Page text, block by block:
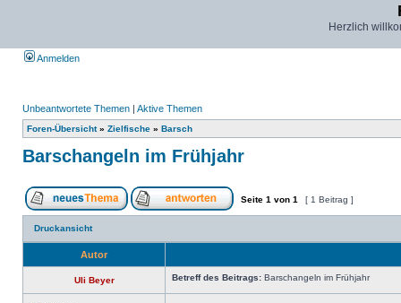
Herzlich
Anmelden
Unbeantwortete Themen | Aktive Themen
Foren-Übersicht» Zielfische » Barsch
Barschangeln im Frühjahr
Seite 1 von 1 [ 1 Beitrag ]
Druckansicht
Autor
Uli Beyer Betreff des Beitrags: Barschangeln im Frühjahr